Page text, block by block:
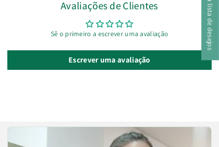
Avaliações de Clientes
Sê o primeiro a escrever uma avaliação
Escrever uma avaliação